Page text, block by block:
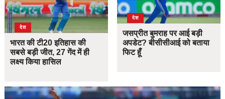
देश
भारत की टी20 इतिहास की
सबसे बड़ी जीत, 27 गेंद में ही
लक्ष्य किया हासिल
देश
जसप्रीत बुमराह पर आई बड़ी
अपडेट? बीसीसीआई को बताया
फिट हूँ